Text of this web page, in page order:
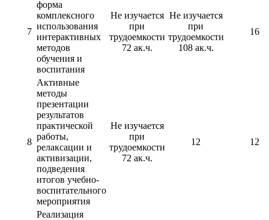
7
форма
комплексного
использования
интерактивных
методов
обучения и
воспитания
Не изучается
при
трудоемкости
72 ак.ч.
Не изучается
при
трудоемкости
108 ак.ч.
16
8
Активные
методы
презентации
результатов
практической
работы,
релаксации и
активизации,
подведения
итогов учебно-
воспитательного
мероприятия
Не изучается
при
трудоемкости
72 ак.ч.
12 12
Реализация